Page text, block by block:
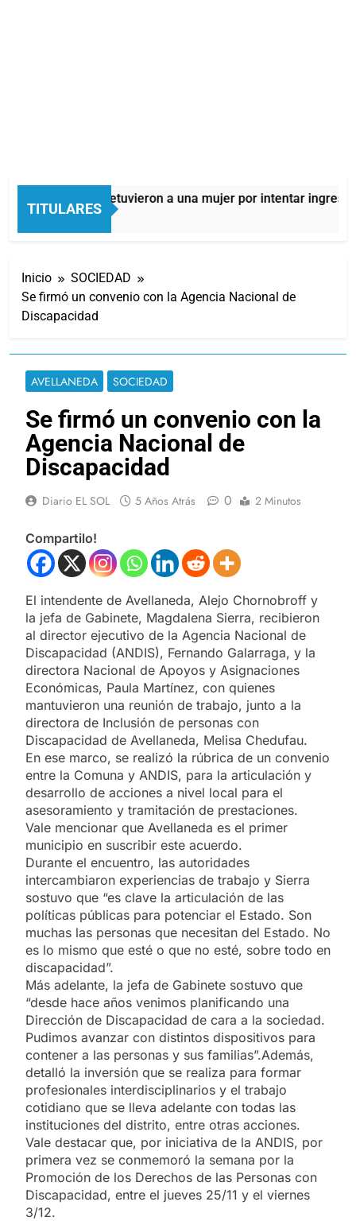
TITULARES
Quilmes: detuvieron a una mujer por intentar
5 Horas Atrás
Inicio
SOCIEDAD
Se firmó un convenio con la Agencia Nacional de
Discapacidad
AVELLANEDA SOCIEDAD
Se firmó un convenio con la
Agencia Nacional de
Discapacidad
Diario EL SOL 5 Años Atrás 0 2 Minutos
Compartilo!
El intendente de Avellaneda, Alejo Chornobroff y
la jefa de Gabinete, Magdalena Sierra, recibieron
al director ejecutivo de la Agencia Nacional de
Discapacidad (ANDIS), Fernando Galarraga, y la
directora Nacional de Apoyos y Asignaciones
Económicas, Paula Martínez, con quienes
mantuvieron una reunión de trabajo, junto a la
directora de Inclusión de personas con
Discapacidad de Avellaneda, Melisa Chedufau.
En ese marco, se realizó la rúbrica de un convenio
entre la Comuna y ANDIS, para la articulación y
desarrollo de acciones a nivel local para el
asesoramiento y tramitación de prestaciones.
Vale mencionar que Avellaneda es el primer
municipio en suscribir este acuerdo.
Durante el encuentro, las autoridades
intercambiaron experiencias de trabajo y Sierra
sostuvo que “es clave la articulación de las
políticas públicas para potenciar el Estado. Son
muchas las personas que necesitan del Estado. No
es lo mismo que esté o que no esté, sobre todo en
discapacidad”.
Más adelante, la jefa de Gabinete sostuvo que
“desde hace años venimos planificando una
Dirección de Discapacidad de cara a la sociedad.
Pudimos avanzar con distintos dispositivos para
contener a las personas y sus familias”.Además,
detalló la inversión que se realiza para formar
profesionales interdisciplinarios y el trabajo
cotidiano que se lleva adelante con todas las
instituciones del distrito, entre otras acciones.
Vale destacar que, por iniciativa de la ANDIS, por
primera vez se conmemoró la semana por la
Promoción de los Derechos de las Personas con
Discapacidad, entre el jueves 25/11 y el viernes
3/12.